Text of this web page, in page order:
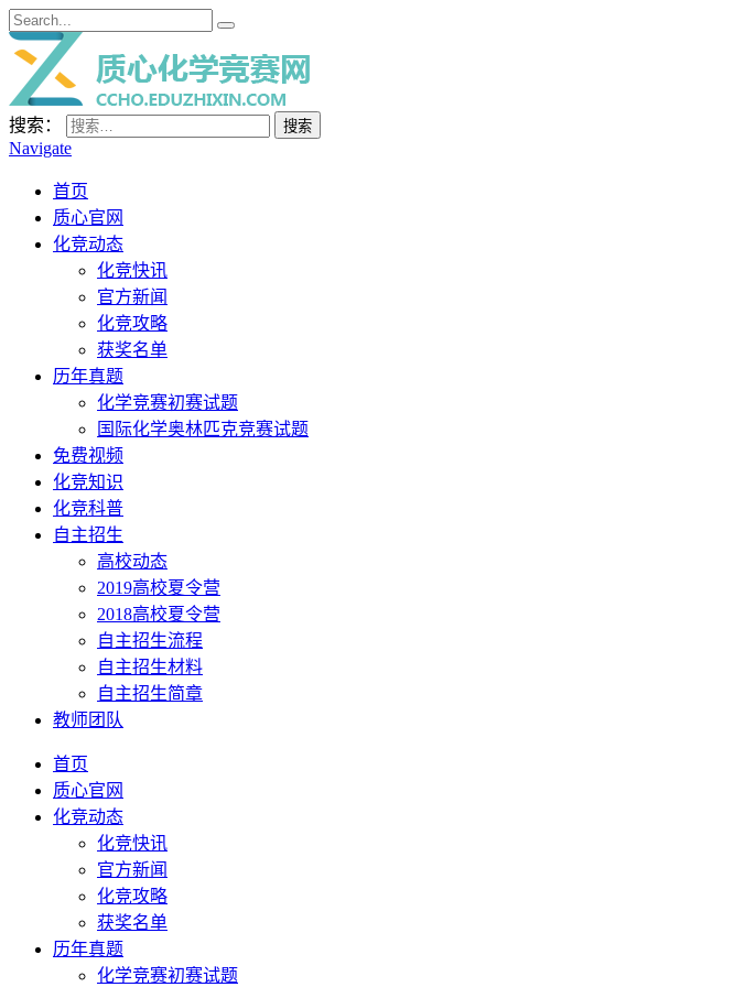
搜索：
Navigate
首页
质心官网
化竞动态
化竞快讯
官方新闻
化竞攻略
获奖名单
历年真题
化学竞赛初赛试题
国际化学奥林匹克竞赛试题
免费视频
化竞知识
化竞科普
自主招生
高校动态
2019高校夏令营
2018高校夏令营
自主招生流程
自主招生材料
自主招生简章
教师团队
首页
质心官网
化竞动态
化竞快讯
官方新闻
化竞攻略
获奖名单
历年真题
化学竞赛初赛试题